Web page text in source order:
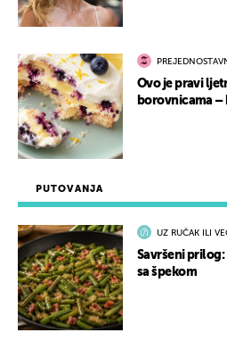
PUTOVANJA
UZ RUČAK ILI
Savršeni
sa špekom
Ovo je pravi
borovnicama –